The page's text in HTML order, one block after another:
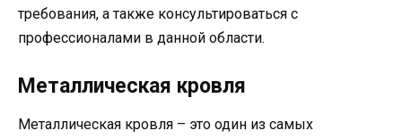
требования, а также консультироваться с
профессионалами в данной области.
Металлическая кровля
Металлическая кровля – это один из самых